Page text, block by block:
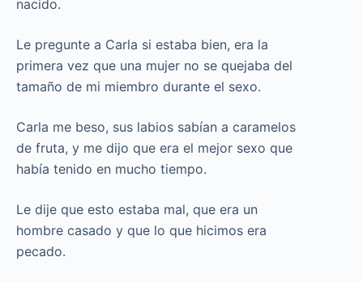
nacido.
Le pregunte a Carla si estaba bien, era la
primera vez que una mujer no se quejaba del
tamaño de mi miembro durante el sexo.
Carla me beso, sus labios sabían a caramelos
de fruta, y me dijo que era el mejor sexo que
había tenido en mucho tiempo.
Le dije que esto estaba mal, que era un
hombre casado y que lo que hicimos era
pecado.